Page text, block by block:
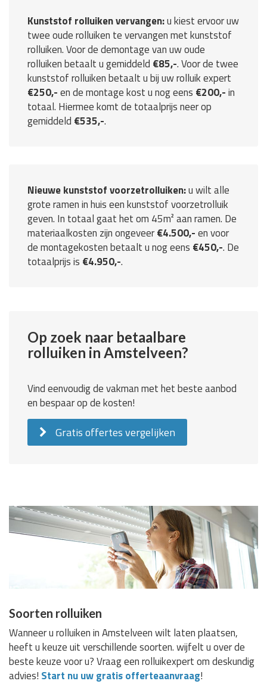
Kunststof rolluiken vervangen:u kiest ervoor uw
twee oude rolluiken te vervangen met kunststof
rolluiken. Voor de demontage van uw oude
rolluiken betaalt u gemiddeld €85,-. Voor de twee
kunststof rolluiken betaalt u bij uw rolluik expert
€250,-en de montage kost u nog eens €200,-in
totaal. Hiermee komt de totaalprijs neer op
gemiddeld €535,-.
Nieuwe kunststof voorzetrolluiken:u wilt alle
grote ramen in huis een kunststof voorzetrolluik
geven. In totaal gaat het om 45m² aan ramen. De
materiaalkosten zijn ongeveer€4.500,-en voor
de montagekosten betaalt u nog eens €450,-. De
totaalprijs is €4.950,-.
Op zoek naar betaalbare
rolluiken in Amstelveen?
Vind eenvoudig de vakman met het beste aanbod
en bespaar op de kosten!
Gratis offertes vergelijken
Soorten rolluiken
Wanneer u rolluiken in Amstelveen wilt laten plaatsen,
heeft u keuze uit verschillende soorten. wijfelt u over de
beste keuze voor u? Vraag een rolluikexpert om deskundig
advies! Start nu uw gratis offerteaanvraag!